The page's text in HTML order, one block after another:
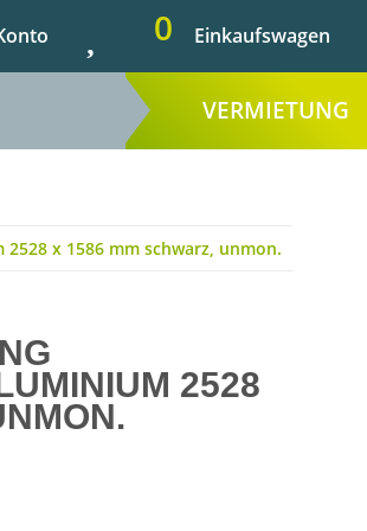
0 Einkaufswagen
VERMIETUNG
x 1586 mm schwarz, unmon.
2528